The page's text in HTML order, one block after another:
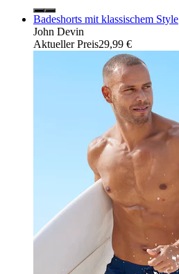
Badeshorts mit klassischem Style
John Devin
Aktueller Preis29,99 €